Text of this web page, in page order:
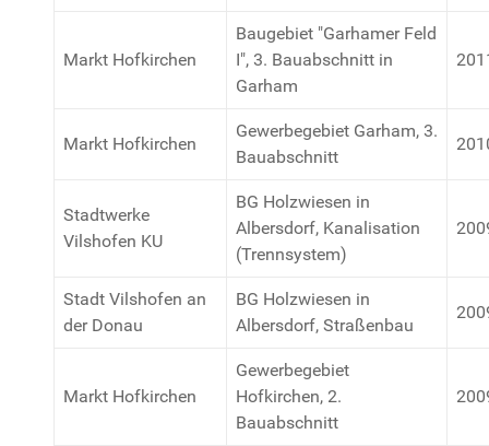
Markt Hofkirchen
Baugebiet "Garhamer Feld
I", 3. Bauabschnitt in
Garham
Markt Hofkirchen
Gewerbegebiet Garham, 3.
Bauabschnitt
Stadtwerke
Vilshofen KU
BG Holzwiesen in
Albersdorf, Kanalisation
(Trennsystem)
Stadt Vilshofen an
der Donau
BG Holzwiesen in
Albersdorf, Straßenbau
Markt Hofkirchen
Gewerbegebiet
Hofkirchen, 2.
Bauabschnitt